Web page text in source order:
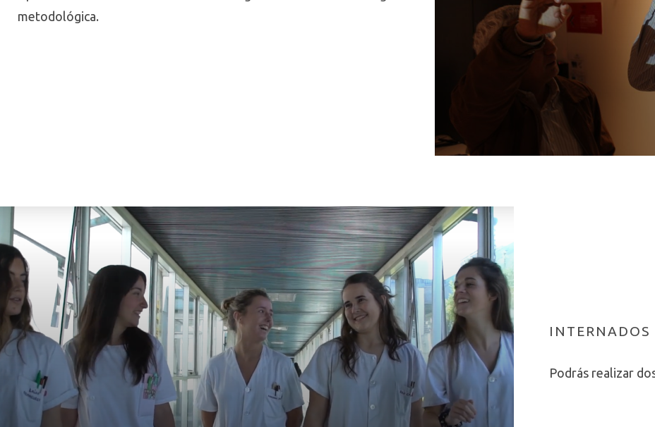
metodológica.
INTERNADOS
Podrás realizar